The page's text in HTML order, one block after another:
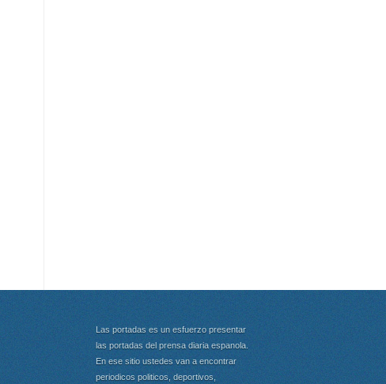
Las portadas es un esfuerzo presentar
las portadas del prensa diaria espanola.
En ese sitio ustedes van a encontrar
periodicos politicos, deportivos,